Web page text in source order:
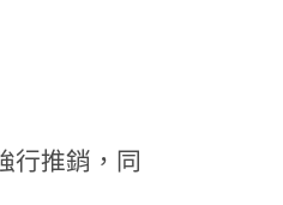
行推銷，同